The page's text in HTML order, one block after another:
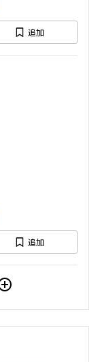
追加
追加